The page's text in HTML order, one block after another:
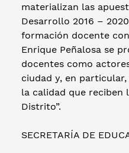
materializan las
Desarrollo 2016 –
formación docente
Enrique Peñalosa se
docentes como
ciudad y, en
la calidad que reciben
Distrito”.
SECRETARÍA DE